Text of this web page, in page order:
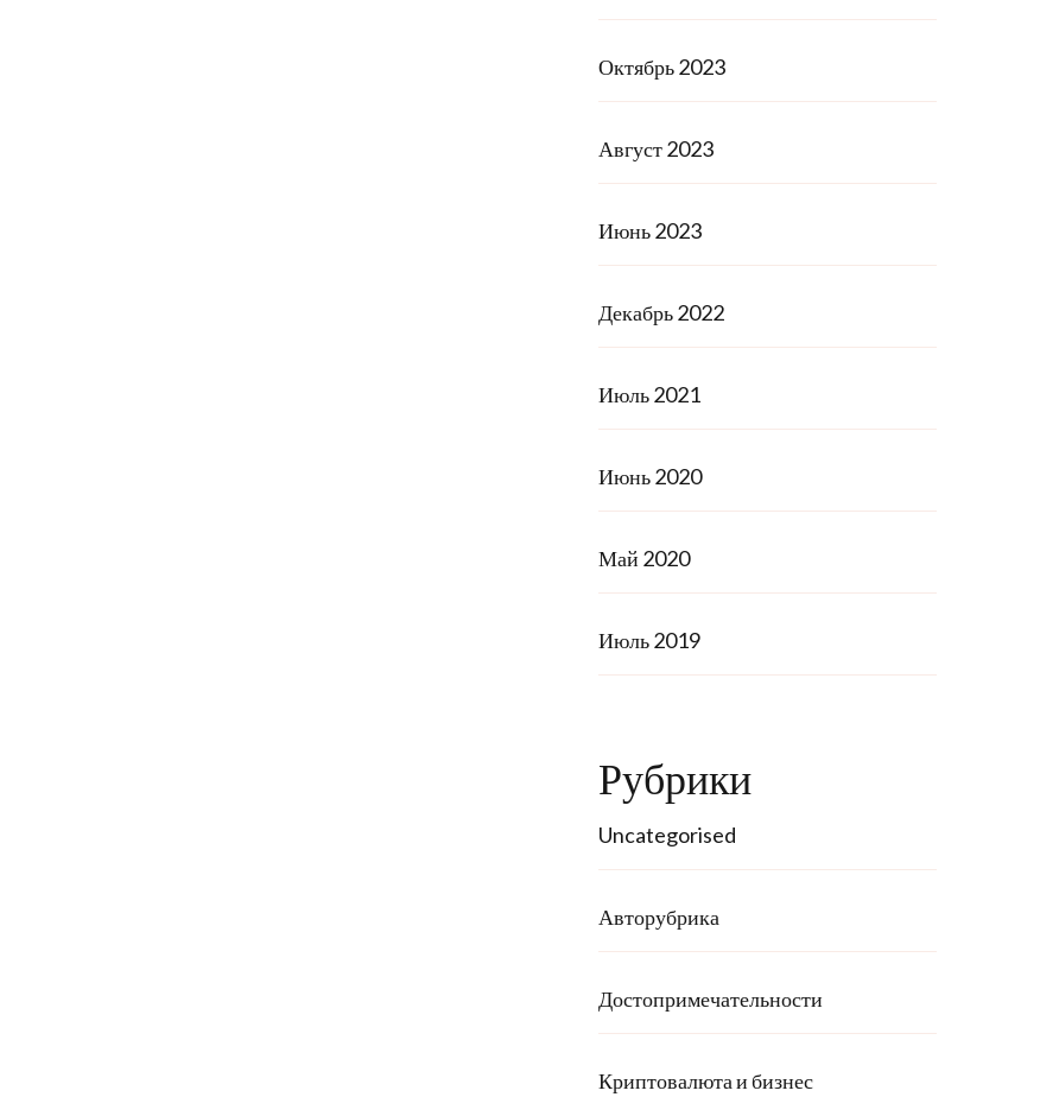
Октябрь 2023
Август 2023
Июнь 2023
Декабрь 2022
Июль 2021
Июнь 2020
Май 2020
Июль 2019
Рубрики
Uncategorised
Авторубрика
Достопримечательности
Криптовалюта и бизнес